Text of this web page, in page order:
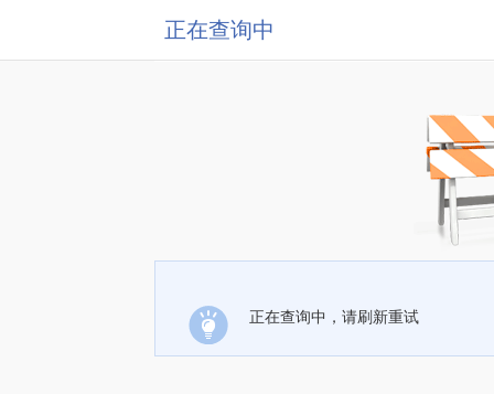
正在查询中
正在查询中，请刷新重试